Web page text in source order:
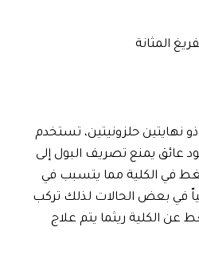
المثانة
نهايتين حلزونيتين، تستخدم
عائق يمنع تصريف البول إلى
في الكلية مما يتسبب في
في بعض الحالات لذلك تركب
الكلية ريثما يتم علاج